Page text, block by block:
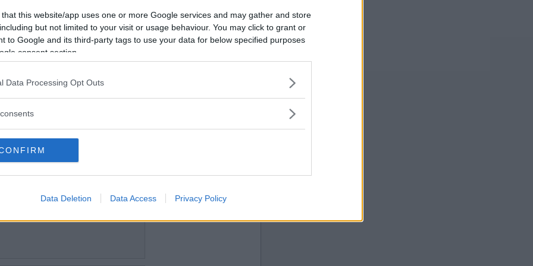
that this website/app uses one or more Google services and may gather and store
but not limited to your visit or usage behaviour. You may click to grant or
to Google and its third-party tags to use your data for below specified purposes
consent section.
Data Processing Opt Outs
Data Deletion Data Access Privacy Policy
i mina memoarer,
"Sanningen om mamma".
är undantaget.
Vill du bli
medlem?